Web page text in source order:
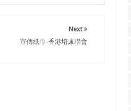
Next
宣傳紙巾-香港培康聯會